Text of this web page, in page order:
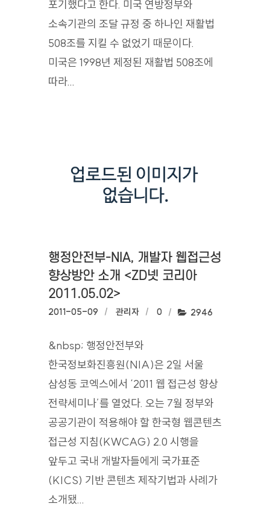
포기했다고 한다. 미국 연방정부와
소속기관의 조달 규정 중 하나인 재활법
508조를 지킬 수 없었기 때문이다.
미국은 1998년 제정된 재활법 508조에
따라...
행정안전부-NIA, 개발자 웹접근성
향상방안 소개‎ <ZD넷 코리아
2011.05.02>
작성일:
2011-05-09 작성자:
관리자 댓글수:
0 조회수:
2946
&nbsp; 행정안전부와
한국정보화진흥원(NIA)은 2일 서울
삼성동 코엑스에서 ‘2011 웹 접근성 향상
전략세미나’를 열었다. 오는 7월 정부와
공공기관이 적용해야 할 한국형 웹콘텐츠
접근성 지침(KWCAG) 2.0 시행을
앞두고 국내 개발자들에게 국가표준
(KICS) 기반 콘텐츠 제작기법과 사례가
소개됐...